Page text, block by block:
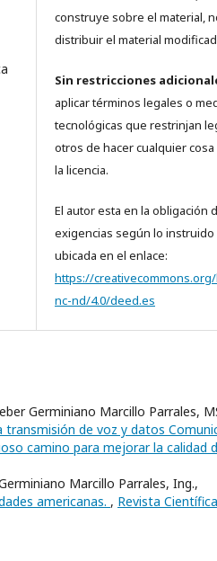
construye sobre el material,
distribuir el material
Sin restricciones
aplicar términos legales o
tecnológicas que restrinjan
otros de hacer cualquier
la licencia.
El autor esta en la obligación
exigencias según lo instruido
ubicada en el enlace:
https://
nc-nd/4.0/deed.es
Germiniano Marcillo Parrales,
de voz y datos
camino para mejorar la calidad
Marcillo Parrales, Ing.,
americanas. , Revista